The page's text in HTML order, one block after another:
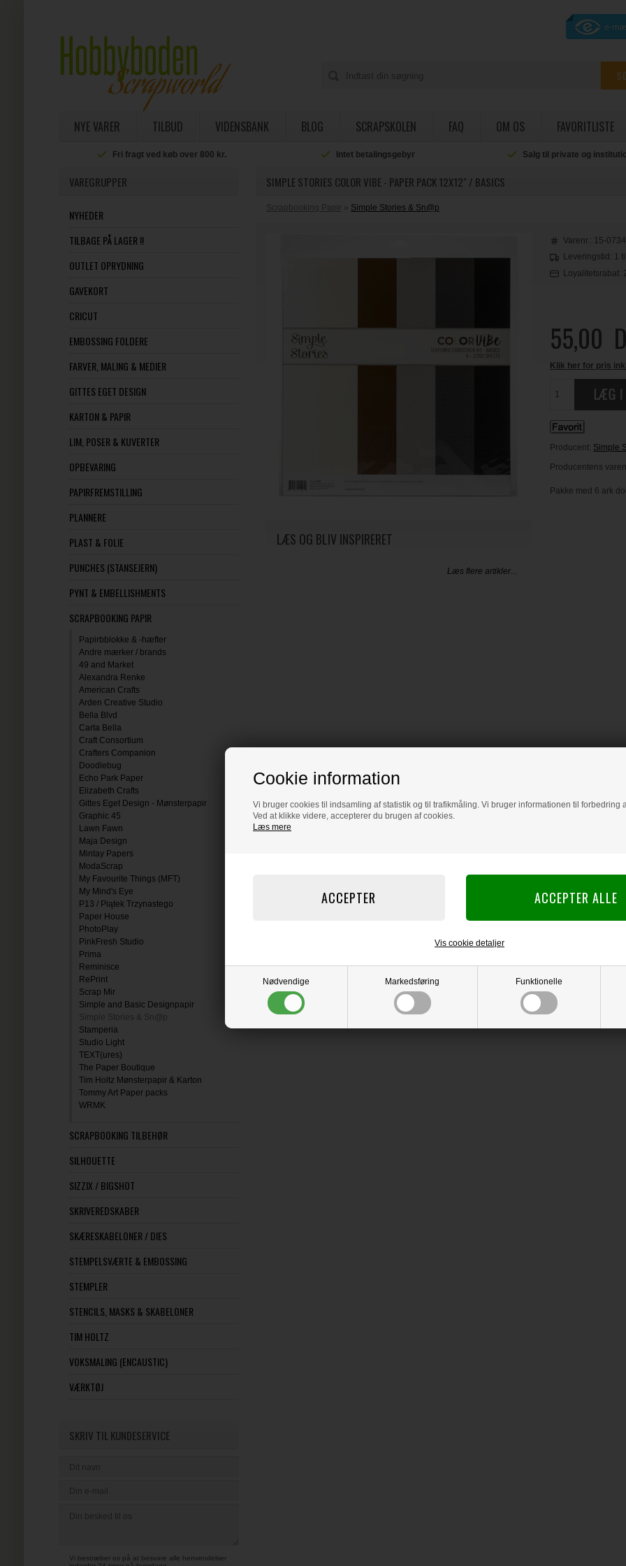
Cookie information
Vi bruger cookies til indsamling af statistik og til trafikmåling. Vi bruger informationen til forbedring
Ved at klikke videre, accepterer du brugen af cookies.
Læs mere
Nødvendige Markedsføring Funktionelle
Vis cookie detaljer
NYE VARER TILBUD VIDENSBANK BLOG SCRAPSKOLEN FAQ OM OS FAVORITLISTE
Fri fragt ved køb over 800 kr. Intet betalingsgebyr Salg til private og
VAREGRUPPER
NYHEDER
TILBAGE PÅ LAGER !!
OUTLET OPRYDNING
GAVEKORT
CRICUT
EMBOSSING FOLDERE
FARVER, MALING & MEDIER
GITTES EGET DESIGN
KARTON & PAPIR
LIM, POSER & KUVERTER
OPBEVARING
PAPIRFREMSTILLING
PLANNERE
PLAST & FOLIE
PUNCHES (STANSEJERN)
PYNT & EMBELLISHMENTS
SCRAPBOOKING PAPIR
Papirbblokke & -hæfter
Andre mærker / brands
49 and Market
Alexandra Renke
American Crafts
Arden Creative Studio
Bella Blvd
Carta Bella
Craft Consortium
Crafters Companion
Doodlebug
Echo Park Paper
Elizabeth Crafts
Gittes Eget Design - Mønsterpapir
Graphic 45
Lawn Fawn
Maja Design
Mintay Papers
ModaScrap
My Favourite Things (MFT)
My Mind's Eye
P13 / Piątek Trzynastego
Paper House
PhotoPlay
PinkFresh Studio
Prima
Reminisce
RePrint
Scrap Mir
Simple and Basic Designpapir
Simple Stories & Sn@p
Stamperia
Studio Light
TEXT(ures)
The Paper Boutique
Tim Holtz Mønsterpapir & Karton
Tommy Art Paper packs
WRMK
SCRAPBOOKING TILBEHØR
SILHOUETTE
SIZZIX / BIGSHOT
SKRIVEREDSKABER
SKÆRESKABELONER / DIES
STEMPELSVÆRTE & EMBOSSING
STEMPLER
STENCILS, MASKS & SKABELONER
TIM HOLTZ
VOKSMALING (ENCAUSTIC)
VÆRKTØJ
SKRIV TIL KUNDESERVICE
Vi bestræber os på at besvare alle henvendelser
SIMPLE STORIES COLOR VIBE - PAPER PACK 12X12" / BASICS
Scrapbooking Papir » Simple Stories & Sn@p
Varenr.: 15-
Leveringstid: 1
Loyalitetsrabat:
55,00
Klik her for pris
Producent: Simple
Producentens
Pakke med 6 ark
LÆS OG BLIV INSPIRERET
Læs flere artikler...